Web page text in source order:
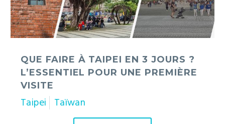
une
première
visite
QUE FAIRE À TAIPEI EN 3 JOURS ?
L’ESSENTIEL POUR UNE PREMIÈRE
VISITE
Taipei Taïwan